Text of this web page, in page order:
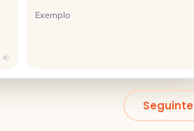
Exemplo
Seguinte